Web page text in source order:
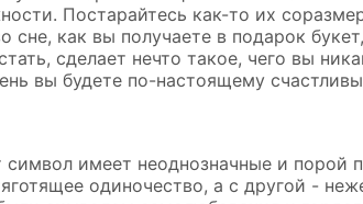
Постарайтесь как-то их
как вы получаете в подарок
сделает нечто такое, чего вы
вы будете по-настоящему
символ имеет неоднозначные и
одиночество, а с другой -